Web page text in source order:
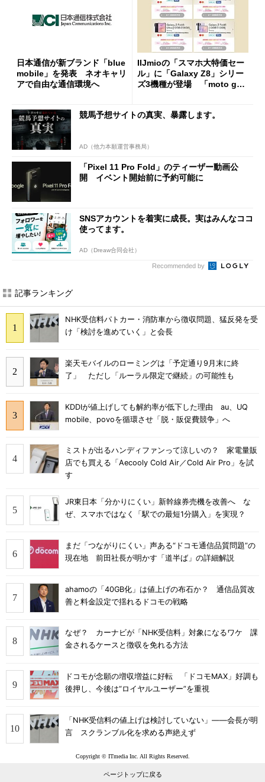
日本通信が新ブランド「blue
mobile」を発表 ネオキャリ
アで自由な通信環境へ
IIJmioの「スマホ大特価セー
ル」に「Galaxy Z8」シリー
ズ3機種が登場 「moto g37
競馬予想サイトの真実、暴露します。
AD（他力本願運営事務局）
「Pixel 11 Pro Fold」のティーザー動画公
開 イベント開始前に予約可能に
SNSアカウントを着実に成長。実はみんなココ
使ってます。
AD（Dreaw合同会社）
Recommended by
記事ランキング
NHK受信料パトカー・消防車から徴収問題、猛反発を受
け「検討を進めていく」と会長
楽天モバイルのローミングは「予定通り9月末に終
了」 ただし「ルーラル限定で継続」の可能性も
KDDIが値上げしても解約率が低下した理由 au、UQ
mobile、povoを循環させ「脱・販促費競争」へ
ミストが出るハンディファンって涼しいの？ 家電量販
店でも買える「Aecooly Cold Air／Cold Air Pro」を試
す
JR東日本「分かりにくい」新幹線券売機を改善へ な
ぜ、スマホではなく「駅での最短1分購入」を実現？
まだ「つながりにくい」声ある“ドコモ通信品質問題”の
現在地 前田社長が明かす「道半ば」の詳細解説
ahamoの「40GB化」は値上げの布石か？ 通信品質改
善と料金設定で揺れるドコモの戦略
なぜ？ カーナビが「NHK受信料」対象になるワケ 課
金されるケースと徴収を免れる方法
ドコモが念願の増収増益に好転 「ドコモMAX」好調も
後押し、今後は“ロイヤルユーザー”を重視
「NHK受信料の値上げは検討していない」――会長が明
言 スクランブル化を求める声絶えず
Copyright © ITmedia Inc. All Rights Reserved.
ページトップに戻る